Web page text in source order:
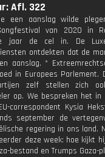
Afl. 322
een aanslag wilde
van 2020 in
jaar de cel in. De
ontdekten dat de
aanslag. *
in Europees Parlement.
zelf stellen zich
op. We bespreken het
correspondent Kysia
september de
regering in ons land.
deze week: hoe kijkt
bestand en Trumps Gaza-